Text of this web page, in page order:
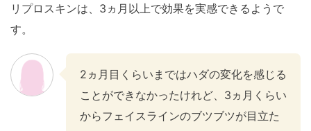
リプロスキンは、3ヵ月以上で効果を実感できるようで
す。
2ヵ月目くらいまではハダの変化を感じる
ことができなかったけれど、3ヵ月くらい
からフェイスラインのブツブツが目立た